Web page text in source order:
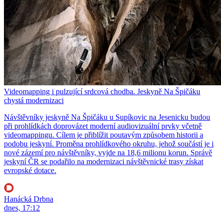
Videomapping i pulzující srdcová chodba. Jeskyně Na Špičáku
chystá modernizaci
Návštěvníky jeskyně Na Špičáku u Supíkovic na Jesenicku budou
při prohlídkách doprovázet moderní audiovizuální prvky včetně
videomappingu. Cílem je přiblížit poutavým způsobem historii a
podobu jeskyní. Proměna prohlídkového okruhu, jehož součástí je i
nové zázemí pro návštěvníky, vyjde na 18,6 milionu korun. Správě
jeskyní ČR se podařilo na modernizaci návštěvnické trasy získat
evropské dotace.
Hanácká Drbna
dnes, 17:12